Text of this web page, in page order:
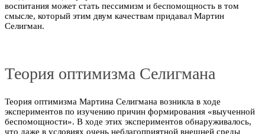
воспитания может стать пессимизм и беспомощность в том
смысле, который этим двум качествам придавал Мартин
Селигман.
Теория оптимизма Селигмана
Теория оптимизма Мартина Селигмана возникла в ходе
экспериментов по изучению причин формирования «выученной
беспомощности». В ходе этих экспериментов обнаруживалось,
что даже в условиях очень неблагоприятной внешней среды